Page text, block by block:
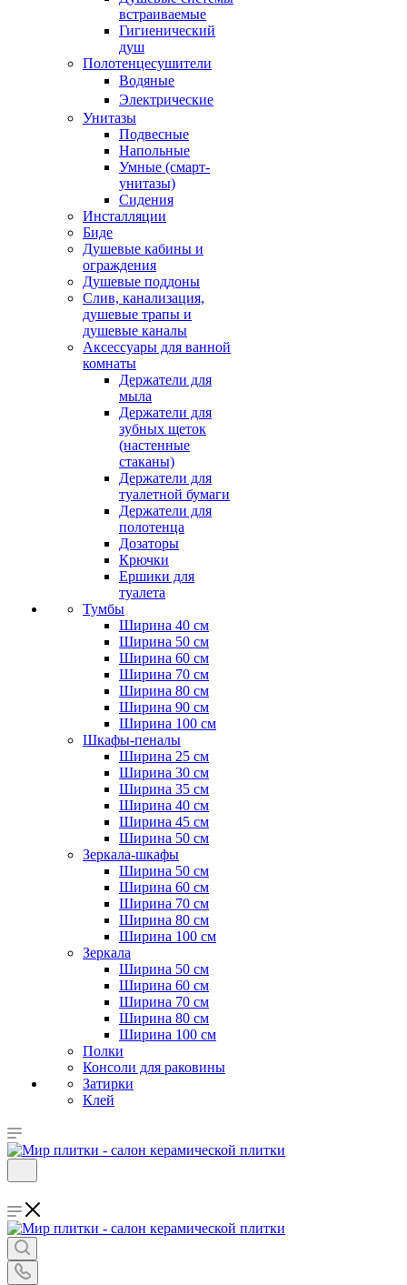
встраиваемые
Гигиенический
душ
Полотенцесушители
ㅤВодяные
ㅤЭлектрические
Унитазы
Подвесные
Напольные
Умные (смарт-
унитазы)
Сидения
Инсталляции
Биде
Душевые кабины и
ограждения
Душевые поддоны
Слив, канализация,
душевые трапы и
душевые каналы
Аксессуары для ванной
комнаты
Держатели для
мыла
Держатели для
зубных щеток
(настенные
стаканы)
Держатели для
туалетной бумаги
Держатели для
полотенца
Дозаторы
Крючки
Ершики для
туалета
Тумбы
Ширина 40 см
Ширина 50 см
Ширина 60 см
Ширина 70 см
Ширина 80 см
Ширина 90 см
Ширина 100 см
Шкафы-пеналы
Ширина 25 см
Ширина 30 см
Ширина 35 см
Ширина 40 см
Ширина 45 см
Ширина 50 см
Зеркала-шкафы
Ширина 50 см
Ширина 60 см
Ширина 70 см
Ширина 80 см
Ширина 100 см
Зеркала
Ширина 50 см
Ширина 60 см
Ширина 70 см
Ширина 80 см
Ширина 100 см
Полки
Консоли для раковины
Затирки
Клей